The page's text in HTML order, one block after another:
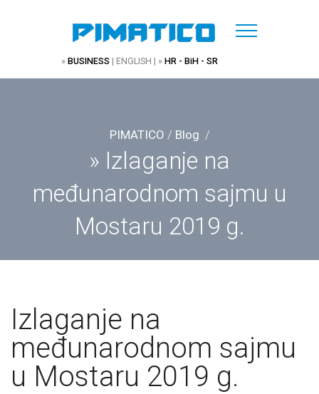
»BUSINESS | ENGLISH | »HR - BiH - SR
PIMATICO / Blog /
» Izlaganje na
međunarodnom sajmu u
Mostaru 2019 g.
Izlaganje na
međunarodnom sajmu
u Mostaru 2019 g.